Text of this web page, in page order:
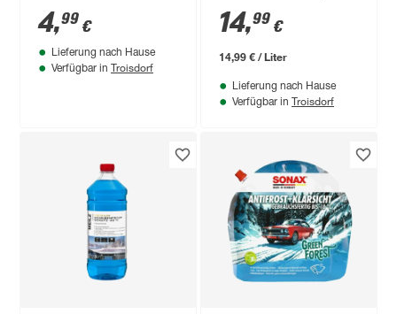
4,99 €
Lieferung nach Hause
Verfügbar in Troisdorf
14,99 €
14,99 € / Liter
Lieferung nach Hause
Verfügbar in Troisdorf